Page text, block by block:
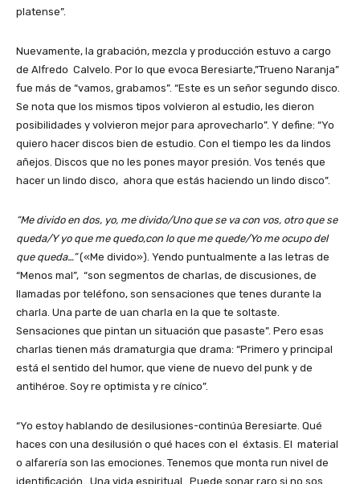
platense”.
Nuevamente, la grabación, mezcla y producción estuvo a cargo
de Alfredo Calvelo. Por lo que evoca Beresiarte,”Trueno Naranja”
fue más de “vamos, grabamos”. “Este es un señor segundo disco.
Se nota que los mismos tipos volvieron al estudio, les dieron
posibilidades y volvieron mejor para aprovecharlo”. Y define: “Yo
quiero hacer discos bien de estudio. Con el tiempo les da lindos
añejos. Discos que no les pones mayor presión. Vos tenés que
hacer un lindo disco, ahora que estás haciendo un lindo disco”.
“Me divido en dos, yo, me divido/Uno que se va con vos, otro que se
queda/Y yo que me quedo,con lo que me quede/Yo me ocupo del
que queda…”(«Me divido»). Yendo puntualmente a las letras de
“Menos mal”, “son segmentos de charlas, de discusiones, de
llamadas por teléfono, son sensaciones que tenes durante la
charla. Una parte de uan charla en la que te soltaste.
Sensaciones que pintan un situación que pasaste”. Pero esas
charlas tienen más dramaturgia que drama: “Primero y principal
está el sentido del humor, que viene de nuevo del punk y de
antihéroe. Soy re optimista y re cínico”.
“Yo estoy hablando de desilusiones-continúa Beresiarte. Qué
haces con una desilusión o qué haces con el éxtasis. El material
o alfarería son las emociones. Tenemos que monta run nivel de
identificación…Una vida espiritual…Puede sonar raro si no sos